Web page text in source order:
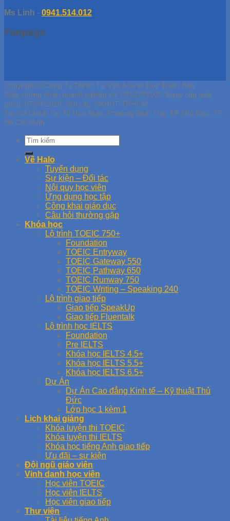
Ms Linh - 0941.514.012
Fanpage
Copyright © Công Ty TNHH Tư Vấn & Giáo Dục Thiên Bảo
Giấy chứng nhận doanh nghiệp số: 0313739102, Ngày cấp giấy
phép: 07/04/2016, Nơi cấp: SKHDT TP.HCM
Trụ Sở Chính Tại 70 Hữu Nghị, Phường Bình Thọ, TP Thủ Đức, TP
Hồ Chí Minh
Về Halo
Tuyển dụng
Sự kiện – Đối tác
Nội quy học viên
Ứng dụng học tập
Công khai giáo dục
Câu hỏi thường gặp
Khóa học
Lộ trình TOEIC 750+
Foundation
TOEIC Entryway
TOEIC Gateway 550
TOEIC Pathway 650
TOEIC Runway 750
TOEIC Writing – Speaking 240
Lộ trình giao tiếp
Giao tiếp SpeakUp
Giao tiếp Fluentalk
Lộ trình học IELTS
Foundation
Pre IELTS
Khóa học IELTS 4.5+
Khóa học IELTS 5.5+
Khóa học IELTS 6.5+
Dự Án
Dự Án Cao đẳng Kinh tế – Kỹ thuật Thủ
Đức
Lớp học 1 kèm 1
Lịch khai giảng
Khóa luyện thi TOEIC
Khóa luyện thi IELTS
Khóa học tiếng Anh giao tiếp
Ưu đãi – sự kiện
Đội ngũ giáo viên
Vinh danh học viên
Học viên TOEIC
Học viên IELTS
Học viên giao tiếp
Thư viện